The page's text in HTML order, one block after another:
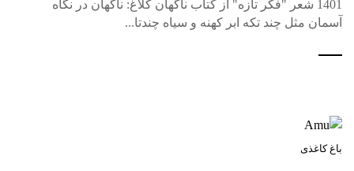
1401 شعر "فکر تازه" از کتاب ناگهان کلاغ: ناگهان در نگاه
آسمان مثل چند تکه ابر کهنه و سیاه چندتا...
باغ کاغذی